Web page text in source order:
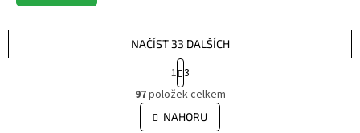
O
v
l
NAČÍST 33 DALŠÍCH
S
t
r
á
n
1 3
97položek celkem
NAHORU